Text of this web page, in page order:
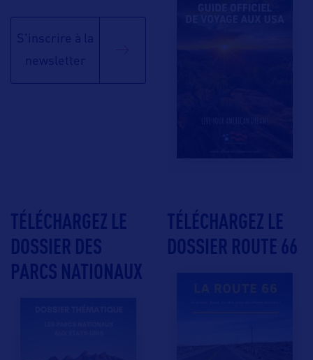
S'inscrire à la
newsletter
TÉLÉCHARGEZ LE
DOSSIER DES
PARCS NATIONAUX
TÉLÉCHARGEZ LE
DOSSIER ROUTE 66